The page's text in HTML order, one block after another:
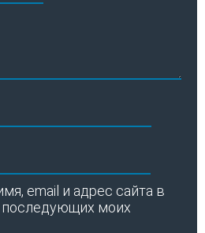
email и адрес сайта в
последующих моих